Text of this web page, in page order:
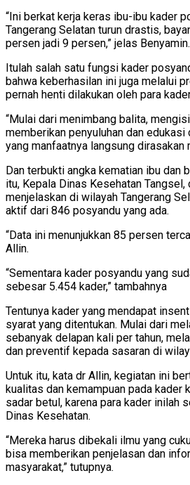
“Ini berkat kerja keras ibu-ibu kader
Tangerang Selatan turun drastis,
persen jadi 9 persen,” jelas Benyamin.
Itulah salah satu fungsi kader
bahwa keberhasilan ini juga melalui
pernah henti dilakukan oleh para
“Mulai dari menimbang balita,
memberikan penyuluhan dan edukasi
yang manfaatnya langsung dirasakan
Dan terbukti angka kematian ibu dan
itu, Kepala Dinas Kesehatan Tangsel,
menjelaskan di wilayah Tangerang
aktif dari 846 posyandu yang ada.
“Data ini menunjukkan 85 persen
Allin.
“Sementara kader posyandu yang
sebesar 5.454 kader,” tambahnya
Tentunya kader yang mendapat
syarat yang ditentukan. Mulai dari
sebanyak delapan kali per tahun,
dan preventif kepada sasaran di
Untuk itu, kata dr Allin, kegiatan ini
kualitas dan kemampuan pada kader
sadar betul, karena para kader inilah
Dinas Kesehatan.
“Mereka harus dibekali ilmu yang
bisa memberikan penjelasan dan
masyarakat,” tutupnya.